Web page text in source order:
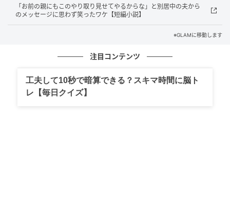
SNSでは「あの子は医者狙い」というフレーズが、し
ばらく彼女のアカウント宛てに繰り返し書き込まれて
数年後、清楚な別アカで戻ってきた違和感
「お前の親にもこのやり取り見せてやるからな」と別居中の夫から
のメッセージに思わず笑ったワケ【短編小説】
※GLAMに移動します
注目コンテンツ
工夫して10秒で暗算できる？スキマ時間に脳ト
レ【毎日クイズ】